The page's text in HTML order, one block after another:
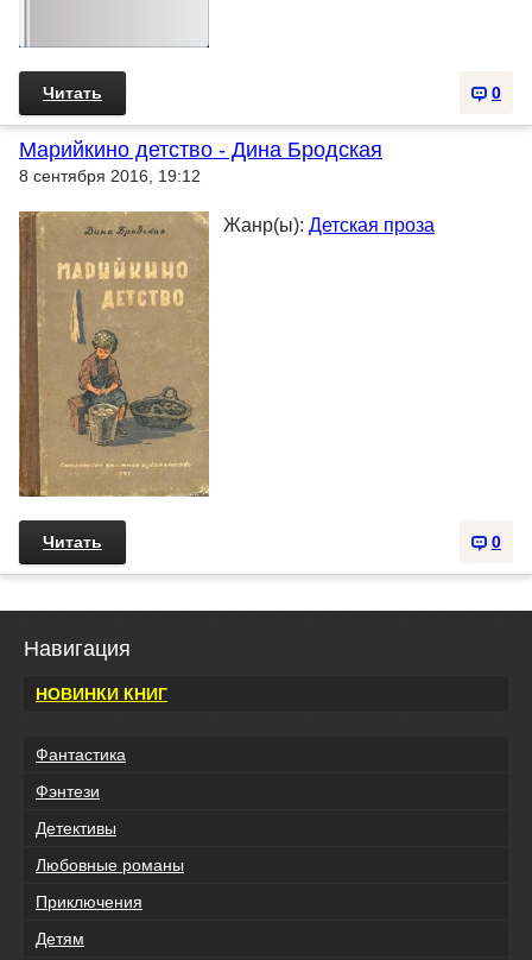
0
Читать
Марийкино детство - Дина Бродская
8 сентября 2016, 19:12
Жанр(ы): Детская проза
0
Читать
Навигация
НОВИНКИ КНИГ
Фантастика
Фэнтези
Детективы
Любовные романы
Приключения
Детям